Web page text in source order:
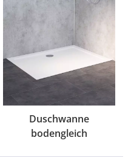
Duschwanne
bodengleich